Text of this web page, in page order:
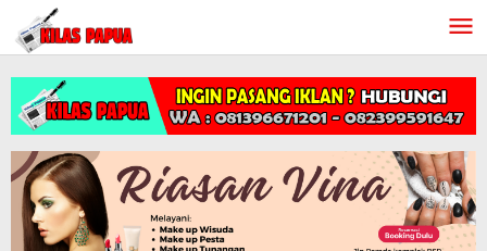
Lewati
konten